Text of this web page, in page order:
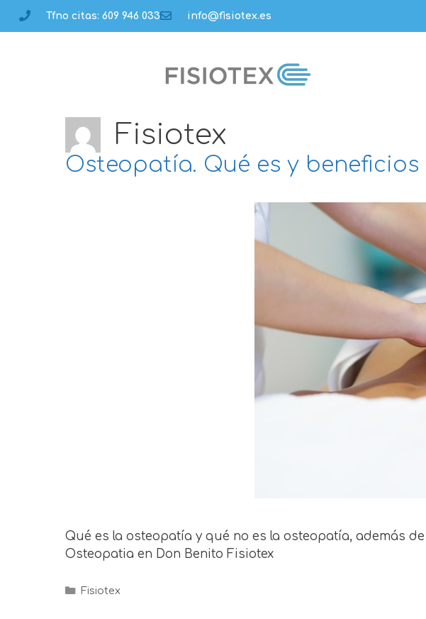
Tfno citas: 609 946 033 info@fisiotex.es
Fisiotex
Osteopatía. Qué es y
Qué es la osteopatía y qué no es la osteopatía, además
Osteopatia en Don Benito Fisiotex
Fisiotex